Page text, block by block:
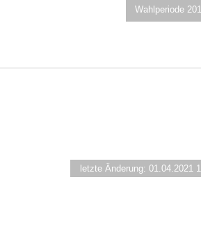
Wahlperiode
letzte Änderung: 01.04.2021